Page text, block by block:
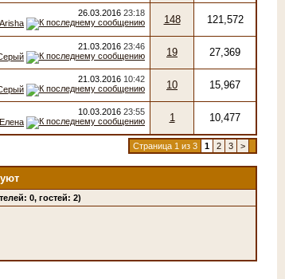
26.03.2016 23:18
Arisha 148 121,572
21.03.2016 23:46
19 27,369
21.03.2016 10:42
10 15,967
10.03.2016 23:55
Елена 1 10,477
Страница 1 из 3 1 2 3 >
0, гостей: 2)